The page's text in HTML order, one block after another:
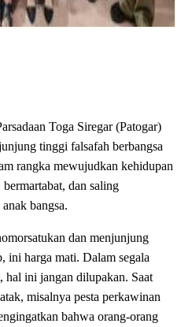
Toga Siregar (Patogar)
tinggi falsafah berbangsa
rangka mewujudkan kehidupan
dan saling
bangsa.
dan menjunjung
ini harga mati. Dalam segala
hal ini jangan dilupakan. Saat
misalnya pesta perkawinan
bahwa orang-orang